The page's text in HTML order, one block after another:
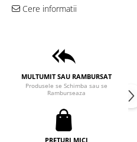
Cere informatii
MULTUMIT SAU RAMBURSAT
Produsele se Schimba sau se
Ramburseaza
PRETURI MICI